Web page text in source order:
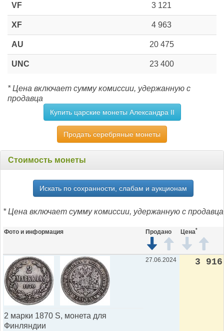
VF 3 121
XF 4 963
AU 20 475
UNC 23 400
* Цена включает сумму комиссии, удержанную с
продавца
Купить царские монеты Александра II
Продать серебряные монеты
Стоимость монеты
Искать по сохранности, слабам и аукционам
* Цена включает сумму комиссии, удержанную с продавца
Фото и информация Продано Цена*
2 марки 1870 S, монета для
Финляндии
27.06.2024 3 916